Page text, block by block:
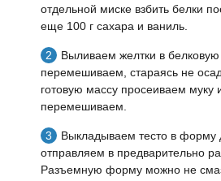
отдельной миске взбить белки
еще 100 г сахара и ваниль.
Выливаем желтки в белковую
перемешиваем, стараясь не
готовую массу просеиваем муку
перемешиваем.
Выкладываем тесто в форму
отправляем в предварительно
Разъемную форму можно не